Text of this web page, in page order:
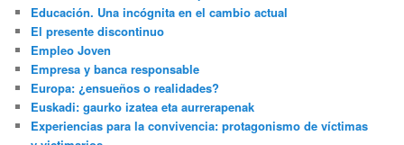
Educación. Una incógnita en el cambio actual
El presente discontinuo
Empleo Joven
Empresa y banca responsable
Europa: ¿ensueños o realidades?
Euskadi: gaurko izatea eta aurrerapenak
Experiencias para la convivencia: protagonismo de víctimas